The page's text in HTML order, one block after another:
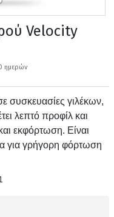
Velocity
ημερών
συσκευασίες γιλέκων,
λεπτό προφίλ και
εκφόρτωση. Είναι
για γρήγορη φόρτωση